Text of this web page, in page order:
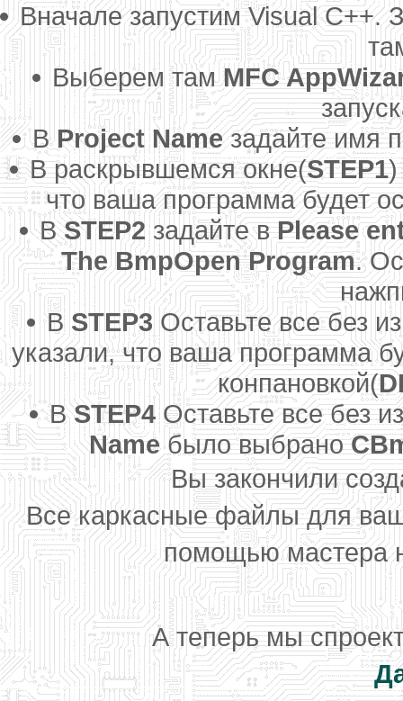
Вначале запустим Visual
Выберем тамMFC
ВProject Nameзадайте имя
В раскрывшемся окне(STEP1
что ваша программа будет
ВSTEP2задайте вPlease
The BmpOpen Program.
В STEP3 Оставьте все без
указали, что ваша программа
конпановкой(
ВSTEP4Оставьте все без
Nameбыло выбрано
Вы закончили
Все каркасные файлы для
помощью мастера
А теперь мы